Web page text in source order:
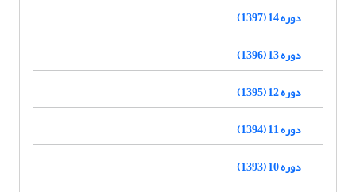
دوره 14 (1397)
دوره 13 (1396)
دوره 12 (1395)
دوره 11 (1394)
دوره 10 (1393)